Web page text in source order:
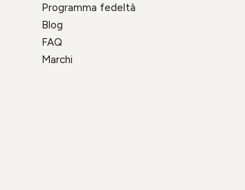
Programma fedeltà
Blog
FAQ
Marchi